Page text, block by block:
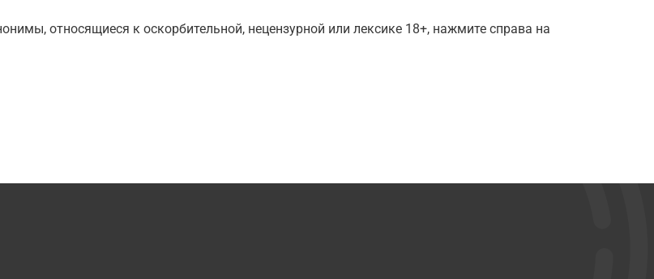
относящиеся к оскорбительной, нецензурной или лексике 18+, нажмите справа на